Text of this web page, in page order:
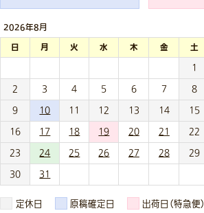
2026年8月
日 月 火 水 木 金
土
1
2
3 4 5 6 7
8
9
10 11 12 13 14
15
16
17 18 19 20 21
22
23
24 25 26 27 28
29
30
31
定休日 原稿確定日 出荷日（特急便）